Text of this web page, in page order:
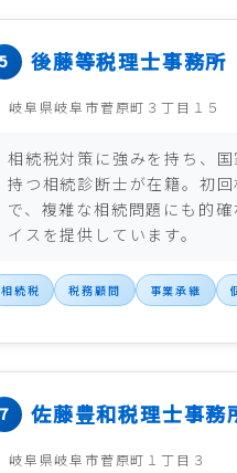
後藤等税理士事務所
岐阜県岐阜市菅原町３丁目１５
相続税対策に強みを持ち、国
持つ相続診断士が在籍。初
で、複雑な相続問題にも的確
イスを提供しています。
相続税 税務顧問 事業承継
佐藤豊和税理士事務
岐阜県岐阜市菅原町１丁目３